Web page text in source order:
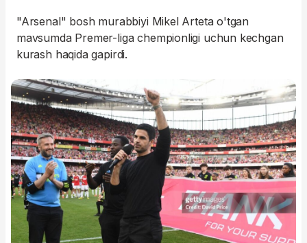
"Arsenal" bosh murabbiyi Mikel Arteta o'tgan
mavsumda Premer-liga chempionligi uchun kechgan
kurash haqida gapirdi.